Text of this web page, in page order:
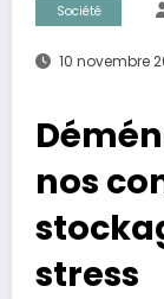
Société
10 novembre
nos
stress